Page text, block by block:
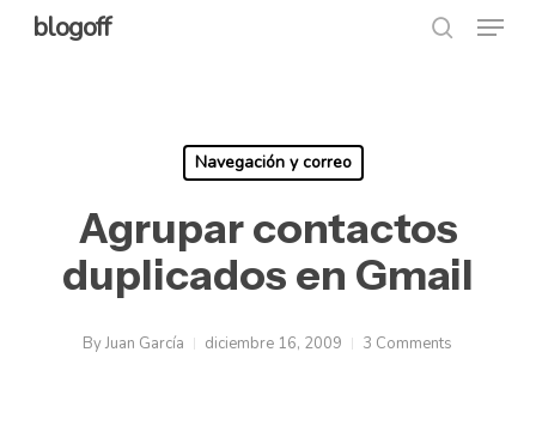
Skipblogoff Menu
Navegación y correo
Agrupar contactos
duplicados en Gmail
ByJuan García diciembre 16, 2009 3 Comments